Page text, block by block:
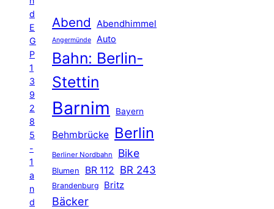
d
E
G
P
1
3
9
2
8
5
-
1
a
n
d
Abend Abendhimmel
Angermünde Auto
Bahn: Berlin-
Stettin
Barnim Bayern
Behmbrücke Berlin
Berliner Nordbahn Bike
Blumen BR 112 BR 243
Brandenburg Britz
Bäcker